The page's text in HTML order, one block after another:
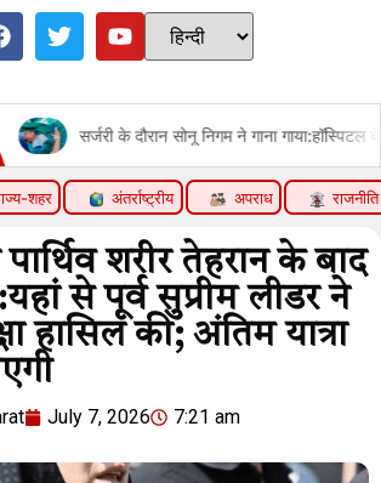
के दौरान सोनू निगम ने गाना गाया:हॉस्पिटल बेड से शेयर
शहर अंतर्राष्ट्रीय अपराध राजनीति
शरीर तेहरान के बाद
से पूर्व सुप्रीम लीडर ने
हासिल की; अंतिम यात्रा
July 7, 2026 7:21 am